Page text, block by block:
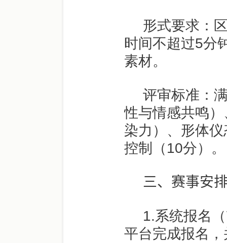
形式要求：
时间不超过5分
素材。
评审标准：
性与情感共鸣
染力）、形体仪
控制（10分）。
三、赛事安
1.系统报名（
平台完成报名